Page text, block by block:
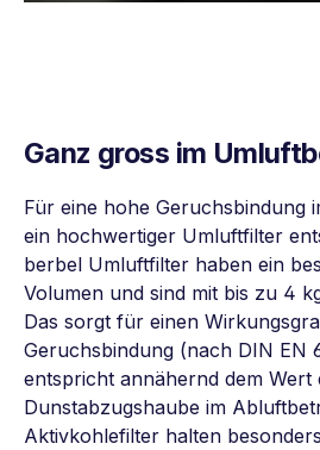
Ganz gross im
Für eine hohe Geruchsbindung
ein hochwertiger Umluftfilter
berbel Umluftfilter haben ein
Volumen und sind mit bis zu 4
Das sorgt für einen
Geruchsbindung (nach DIN EN
entspricht annähernd dem Wert
Dunstabzugshaube im
Aktivkohlefilter halten